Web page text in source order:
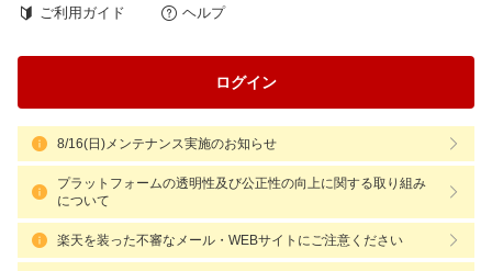
ご利用ガイド ヘルプ
ログイン
8/16(日)メンテナンス実施のお知らせ
プラットフォームの透明性及び公正性の向上に関する取り組み
について
楽天を装った不審なメール・WEBサイトにご注意ください